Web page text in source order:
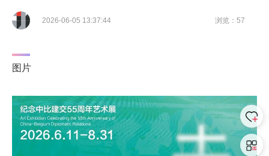
2026-06-05 13:37:44 浏览：57
图片